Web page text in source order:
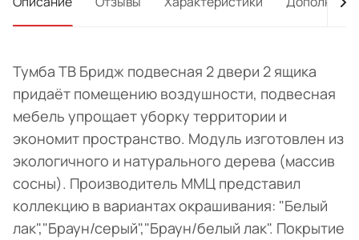
Тумба ТВ Бридж подвесная 2 двери 2 ящика
придаёт помещению воздушности, подвесная
мебель упрощает уборку территории и
экономит пространство. Модуль изготовлен из
экологичного и натурального дерева (массив
сосны). Производитель ММЦ представил
коллекцию в вариантах окрашивания: "Белый
лак","Браун/серый","Браун/белый лак". Покрытие